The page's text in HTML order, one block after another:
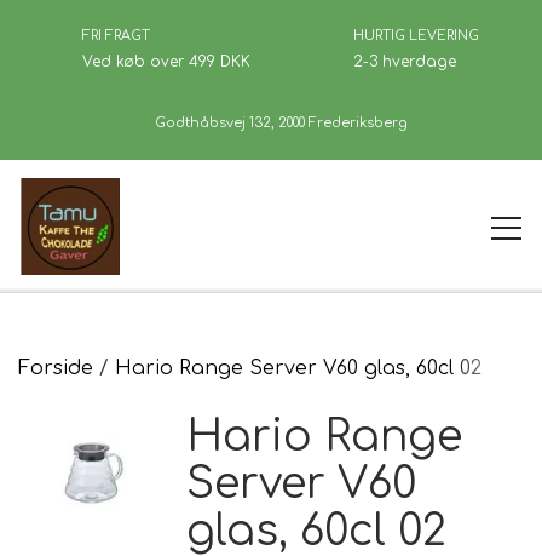
FRI FRAGT
Ved køb over 499 DKK
HURTIG LEVERING
2-3 hverdage
Godthåbsvej 132, 2000 Frederiksberg
Forside
Kaffe
Se Butikken
Forside Hario Range Server V60 glas, 60cl 02
Hario Range
Server V60
glas, 60cl 02